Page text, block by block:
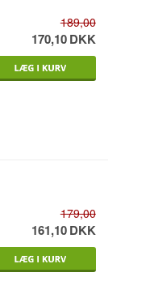
189,00
170,10DKK
179,00
161,10DKK